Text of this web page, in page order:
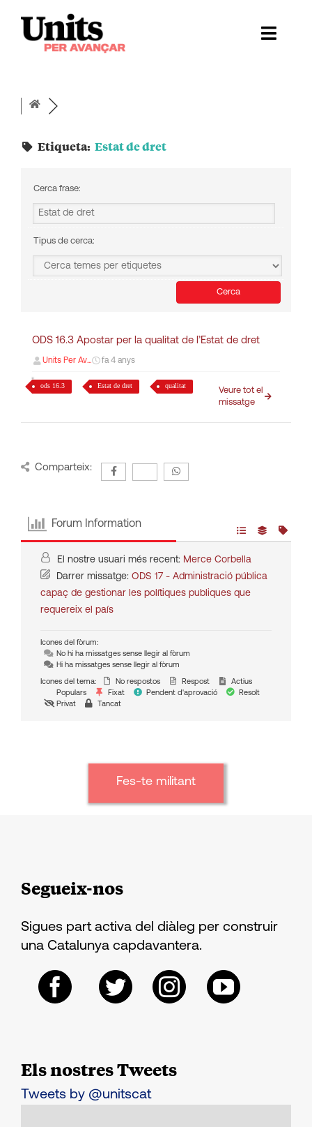
content
…
Etiqueta: Estat de dret
Cerca frase:
Tipus de cerca:
ODS 16.3 Apostar per la qualitat de l’Estat de dret
Units Per Av... fa 4 anys
ods 16.3 Estat de dret qualitat
Veure tot el
missatge
Comparteix:
Forum Information
El nostre usuari més recent: Merce Corbella
Darrer missatge: ODS 17 - Administració pública
capaç de gestionar les polítiques publiques que
requereix el país
Icones del fòrum:
No hi ha missatges sense llegir al fòrum
Hi ha missatges sense llegir al fòrum
Icones del tema: No respostos Respost
Actius
Populars
Fixat Pendent d'aprovació
Resolt
Privat
Tancat
Fes-te militant
Segueix-nos
Sigues part activa del diàleg per construir
una Catalunya capdavantera.
Els nostres Tweets
Tweets by @unitscat